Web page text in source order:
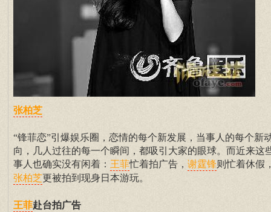
张柏芝
“锋菲恋”引爆娱乐圈，恋情的每个新发展，当事人的每个新
向，几人过往的每一个瞬间，都吸引大家的眼球。而近来这
事人也确实没有闲着： 王菲忙着拍广告， 谢霆锋则忙着休假
张柏芝更被拍到现身日本游玩。
王菲赴台拍广告